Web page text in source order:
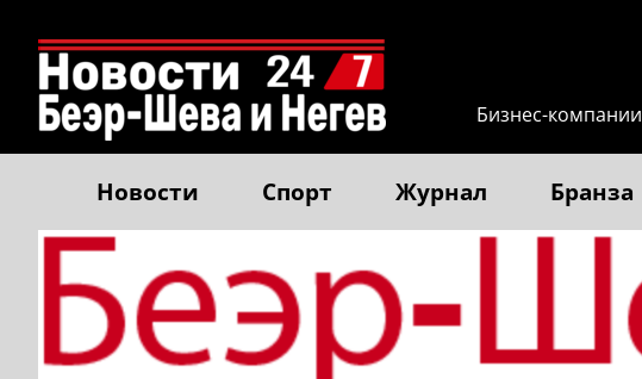
Бизнес-компании
Новости Спорт Журнал Бранза